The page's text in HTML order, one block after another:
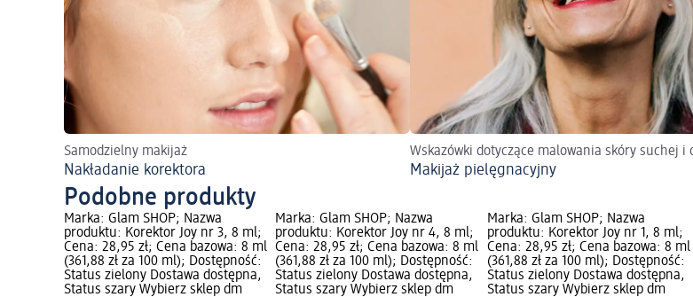
Samodzielny makijaż
Nakładanie korektora
Wskazówki dotyczące malowania skóry suchej i
Makijaż pielęgnacyjny
Podobne produkty
Marka: Glam SHOP; Nazwa
produktu: Korektor Joy nr 3, 8 ml;
Cena: 28,95 zł; Cena bazowa: 8 ml
(361,88 zł za 100 ml); Dostępność:
Status zielony Dostawa dostępna,
Status szary Wybierz sklep dm
Marka: Glam SHOP; Nazwa
produktu: Korektor Joy nr 4, 8 ml;
Cena: 28,95 zł; Cena bazowa: 8 ml
(361,88 zł za 100 ml); Dostępność:
Status zielony Dostawa dostępna,
Status szary Wybierz sklep dm
Marka: Glam SHOP; Nazwa
produktu: Korektor Joy nr 1, 8 ml;
Cena: 28,95 zł; Cena bazowa: 8 ml
(361,88 zł za 100 ml); Dostępność:
Status zielony Dostawa dostępna,
Status szary Wybierz sklep dm